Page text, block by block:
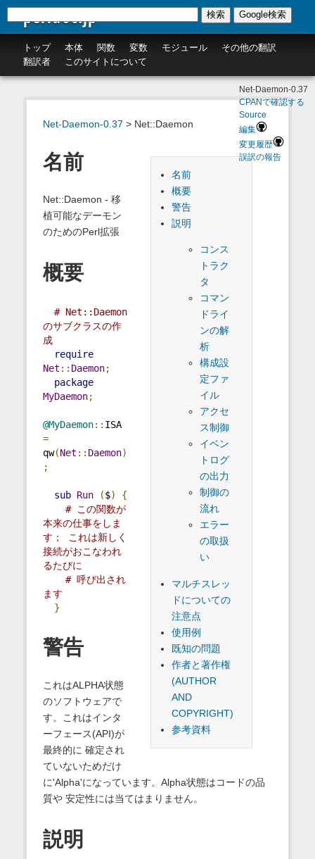
perldoc.jp
トップ 本体 関数 変数 モジュール
その他の翻訳
翻訳者
このサイトについて
検索 Google検索
Net-Daemon-0.37 > Net::Daemon
Net-Daemon-0.37
CPANで確認する
Source
編集
変更履歴
誤訳の報告
名前
概要
警告
説明
コンス
トラク
タ
コマン
ドライ
ンの解
析
構成設
定ファ
イル
アクセ
ス制御
イベン
トログ
の出力
制御の
流れ
エラー
の取扱
い
マルチスレッ
ドについての
注意点
使用例
既知の問題
作者と著作権
(AUTHOR
AND
COPYRIGHT)
参考資料
名前
Net::Daemon - 移
植可能なデーモン
のためのPerl拡張
概要
# Net::Daemon
のサブクラスの作
成
require
Net :: Daemon;
package
MyDaemon;
@MyDaemon::
ISA
=
qw(Net :: Daemon)
;
sub Run ($)
{
# この関数が
本来の仕事をしま
す； これは新しく
接続がおこなわれ
るたびに
# 呼び出され
ます
}
警告
これはALPHA状態
のソフトウェアで
す。これはインタ
ーフェース(API)が
最終的に 確定され
ていないためだけ
に'Alpha'になっています。Alpha状態はコードの品
質や 安定性には当てはまりません。
説明